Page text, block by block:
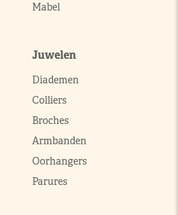
Mabel
Juwelen
Diademen
Colliers
Broches
Armbanden
Oorhangers
Parures